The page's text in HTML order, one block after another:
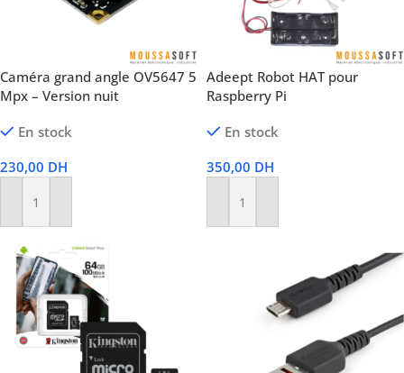
Caméra grand angle OV5647 5
Mpx – Version nuit
En stock
230,00 DH
Ajouter Au Panier
Adeept Robot HAT pour
Raspberry Pi
En stock
350,00 DH
Ajouter Au Panier